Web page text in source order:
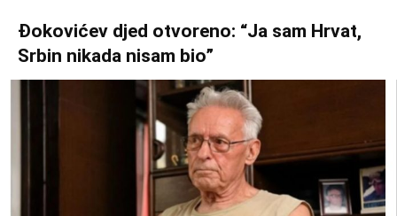
Đokovićev djed otvoreno: “Ja sam Hrvat,
Srbin nikada nisam bio”